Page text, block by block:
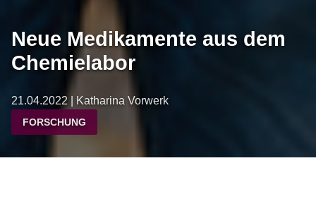
Neue Medikamente aus dem
Chemielabor
21.04.2022 | Katharina Vorwerk
FORSCHUNG